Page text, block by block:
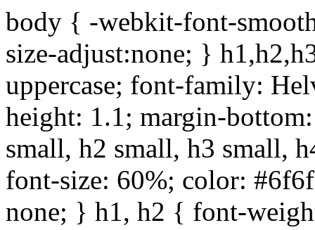
body { -webkit-font-
size-adjust:none; }
uppercase; font-family:
height: 1.1; margin-
small, h2 small, h3 small,
font-size: 60%; color:
none; } h1, h2 { font-